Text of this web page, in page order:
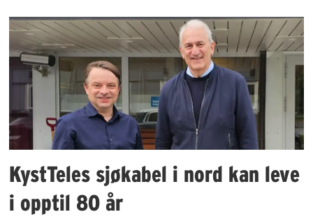
KystTeles sjøkabel i nord kan leve
i opptil 80 år